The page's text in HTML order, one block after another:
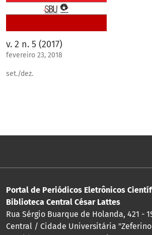
v. 2 n. 5 (2017)
fevereiro 23, 2018
set./dez.
Portal de Periódicos Eletrônicos
Biblioteca Central César Lattes
Rua Sérgio Buarque de Holanda, 421 -
Central / Cidade Universitária "Zeferino